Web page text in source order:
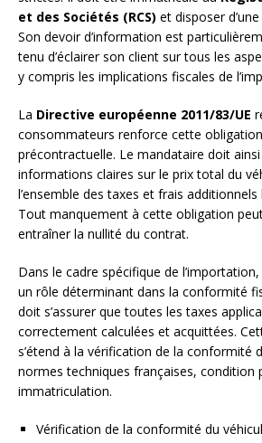
et des Sociétés (RCS) et disposer
Son devoir d’information est
tenu d’éclairer son client sur tous les
y compris les implications fiscales de
La Directive européenne 2011/83/UE
consommateurs renforce cette
précontractuelle. Le mandataire doit
informations claires sur le prix total du
l’ensemble des taxes et frais additionnels
Tout manquement à cette obligation
entraîner la nullité du contrat.
Dans le cadre spécifique de
un rôle déterminant dans la conformité
doit s’assurer que toutes les taxes
correctement calculées et acquittées.
s’étend à la vérification de la conformité
normes techniques françaises, condition
immatriculation.
Vérification de la conformité du